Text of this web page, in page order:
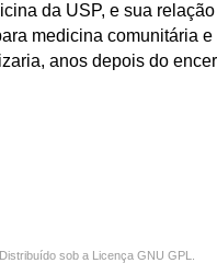
da USP, e sua
medicina comunitária
anos depois do
sob a Licença GNU GPL